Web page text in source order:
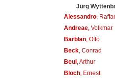
Jürg
Alessandro,
Andreae, Volkmar
Barblan, Otto
Beck, Conrad
Beul, Arthur
Bloch, Ernest